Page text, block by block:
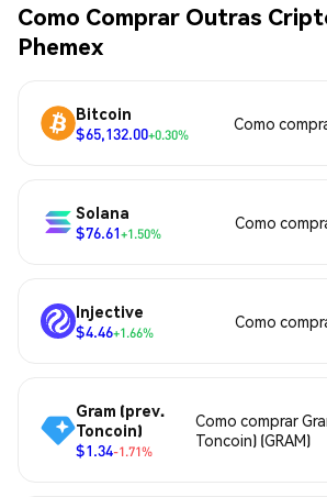
Como Comprar Outras
Phemex
Bitcoin
$65,132.00+0.30%
Como
Solana
$76.61+1.50%
Como
Injective
$4.46+1.66%
Como
Gram (prev.
Toncoin)
$1.34-1.71%
Como comprar
Toncoin) (GRAM)